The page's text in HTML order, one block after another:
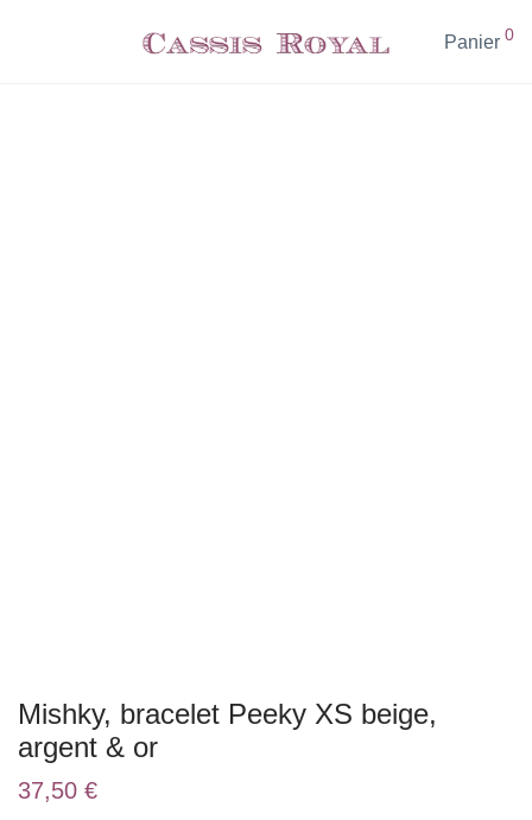
Panier 0
Mishky, bracelet Peeky XS beige,
argent & or
37,50 €